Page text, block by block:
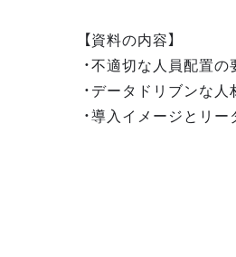
【資料の内容】
・不適切な人員配置
・データドリブンな
・導入イメージとリ